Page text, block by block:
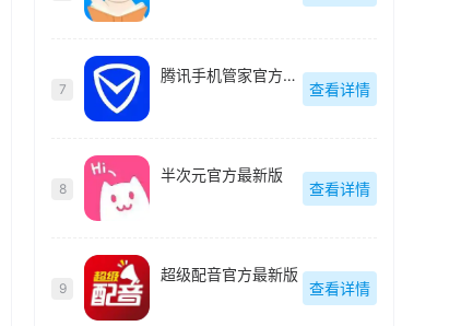
7
腾讯手机管家官方最新版
查看详情
8
半次元官方最新版
查看详情
9
超级配音官方最新版
查看详情